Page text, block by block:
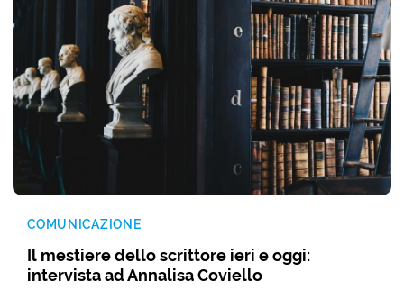
COMUNICAZIONE
Il mestiere dello scrittore ieri e oggi:
intervista ad Annalisa Coviello